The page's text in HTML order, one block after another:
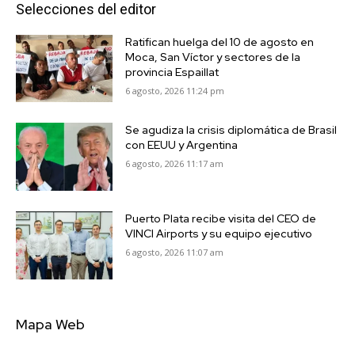
Selecciones del editor
Ratifican huelga del 10 de agosto en
Moca, San Víctor y sectores de la
provincia Espaillat
6 agosto, 2026 11:24 pm
Se agudiza la crisis diplomática de Brasil
con EEUU y Argentina
6 agosto, 2026 11:17 am
Puerto Plata recibe visita del CEO de
VINCI Airports y su equipo ejecutivo
6 agosto, 2026 11:07 am
Mapa Web